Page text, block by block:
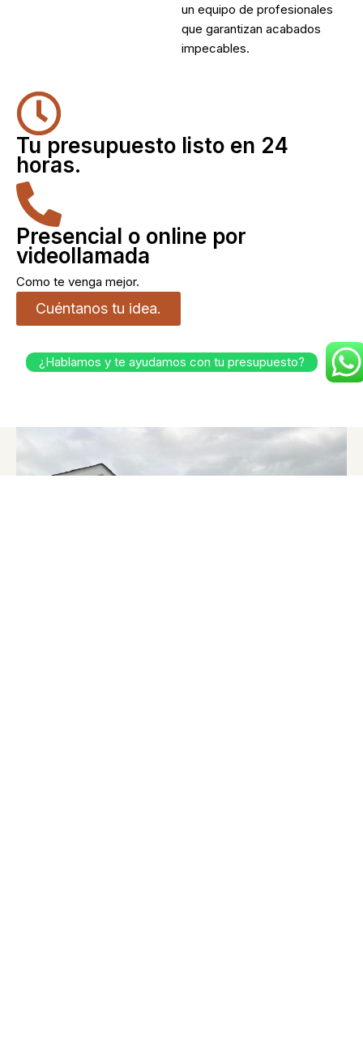
un equipo de profesionales
que garantizan acabados
impecables.
Tu presupuesto listo en 24
horas.
Presencial o online por
videollamada
Como te venga mejor.
Cuéntanos tu idea.
¿Hablamos y te ayudamos con tu presupuesto?